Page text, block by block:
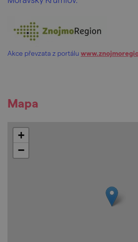
Akce převzata z portálu
Mapa
+
−